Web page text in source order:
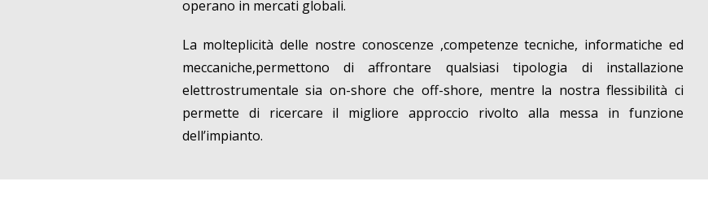
operano in mercati globali.
La molteplicità delle nostre conoscenze ,competenze tecniche, informatiche ed
meccaniche,permettono di affrontare qualsiasi tipologia di installazione
elettrostrumentale sia on-shore che off-shore, mentre la nostra flessibilità ci
permette di ricercare il migliore approccio rivolto alla messa in funzione
dell’impianto.